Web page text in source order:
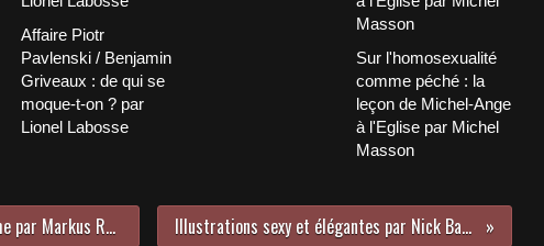
Affaire Piotr
Pavlenski / Benjamin
Griveaux : de qui se
moque-t-on ? par
Lionel Labosse
Sur l'homosexualité
comme péché : la
leçon de Michel-Ange
à l'Eglise par Michel
Masson
Sobre maniérisme par Markus Raetz Illustrations sexy et élégantes par Nick Backes